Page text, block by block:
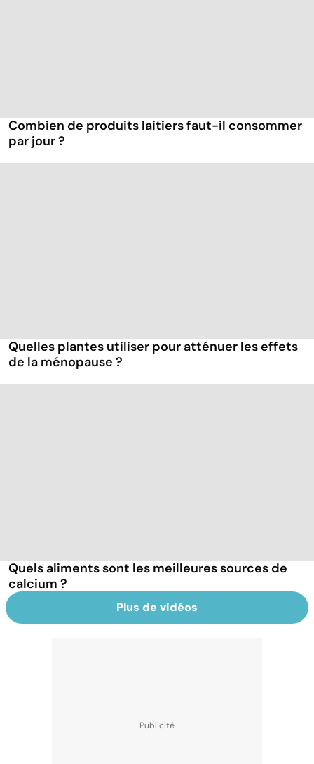
Combien de produits laitiers faut-il consommer
par jour ?
Quelles plantes utiliser pour atténuer les effets
de la ménopause ?
Quels aliments sont les meilleures sources de
calcium ?
Plus de vidéos